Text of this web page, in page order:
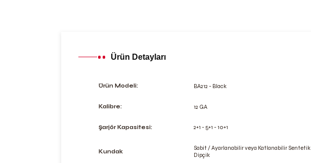
Ürün Detayları
Ürün Modeli: BA212 - Black
Kalibre: 12 GA
Şarjör Kapasitesi: 2+1 - 5+1 - 10+1
Kundak
Sabit / Ayarlanabilir veya Katlanabilir Sentetik
Dipçik